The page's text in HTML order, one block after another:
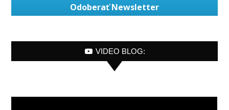
Odoberať Newsletter
VIDEO BLOG: